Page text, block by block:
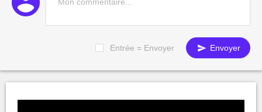
Entrée = Envoyer Envoyer